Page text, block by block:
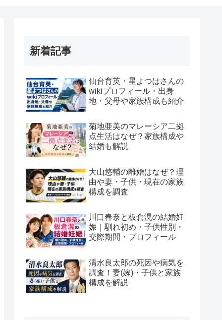
新着記事
仙台育英・星よつはさんの
wikiプロフィール・出身
地・父母や家族構成も紹介
菊地亜美のマレーシア二拠
点生活はなぜ？家族構成や
結婚も解説
大山悠輔の離婚はなぜ？理
由や妻・子供・現在の家族
構成を調査
川口春奈と板倉滉の結婚妊
娠｜馴れ初め・子供性別・
交際期間・プロフィール
清水良太郎の死因や病気を
調査！妻(嫁)・子供と家族
構成を解説